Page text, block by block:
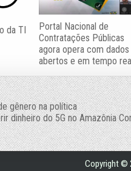
da TI
Portal Nacional de
Contratações Públicas
agora opera com dados
abertos e em tempo
gênero na política
dinheiro do 5G no Amazônia
Copyright ©